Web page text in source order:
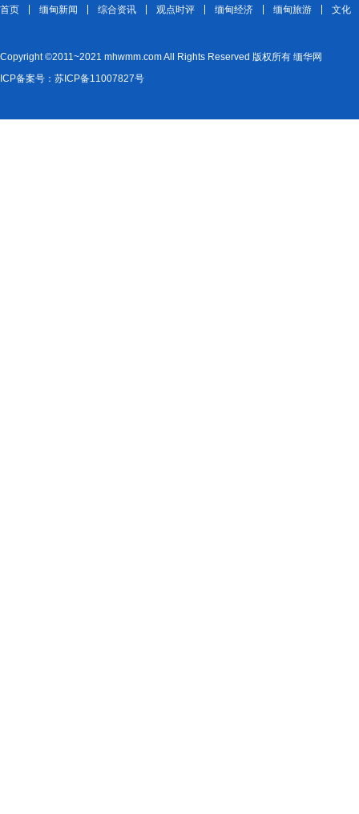
首页 缅甸新闻 综合资讯 观点时评 缅甸经济 缅甸旅游 文化
Copyright ©2011~2021 mhwmm.com All Rights Reserved 版权所有 缅华网
ICP备案号：苏ICP备11007827号